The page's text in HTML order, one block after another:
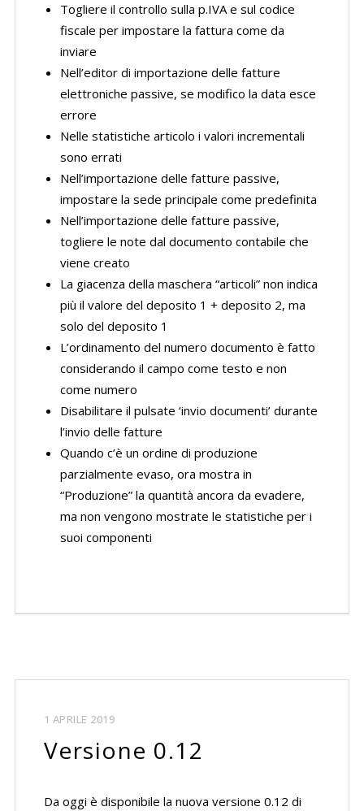
Togliere il controllo sulla p.IVA e sul codice
fiscale per impostare la fattura come da
inviare
Nell’editor di importazione delle fatture
elettroniche passive, se modifico la data esce
errore
Nelle statistiche articolo i valori incrementali
sono errati
Nell’importazione delle fatture passive,
impostare la sede principale come predefinita
Nell’importazione delle fatture passive,
togliere le note dal documento contabile che
viene creato
La giacenza della maschera “articoli” non indica
più il valore del deposito 1 + deposito 2, ma
solo del deposito 1
L’ordinamento del numero documento è fatto
considerando il campo come testo e non
come numero
Disabilitare il pulsate ‘invio documenti’ durante
l’invio delle fatture
Quando c’è un ordine di produzione
parzialmente evaso, ora mostra in
“Produzione” la quantità ancora da evadere,
ma non vengono mostrate le statistiche per i
suoi componenti
1 APRILE 2019
Versione 0.12
Da oggi è disponibile la nuova versione 0.12 di